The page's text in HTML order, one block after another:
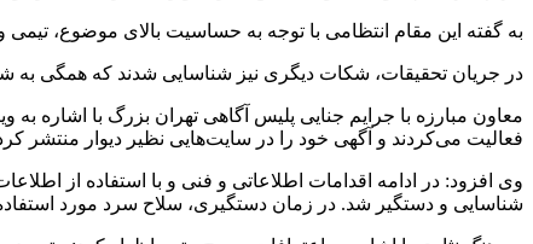
به گفته این مقام انتظامی با توجه به حساسیت بالای موضوع، تیمی
در جریان تحقیقات، شکات دیگری نیز شناسایی شدند که همگی
معاون مبارزه با جرایم جنایی پلیس آگاهی تهران بزرگ با
فعالیت می‌کردند و آگهی خود را در سایت‌هایی نظیر دیوار منتشر
شناسایی و دستگیر شد. در زمان دستگیری، سلاح سرد مورد